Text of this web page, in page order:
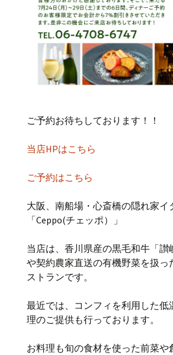
ご予約お待ちしております！！
当店HPはこちら
ご予約はこちら
大阪、南船場・心斎橋の隠れ家イ
「Ceppo(チェッポ）」
当店は、香川県産の黒毛和牛「讃
や契約農家直送の有機野菜を扱っ
ストランです。
最近では、コンフィを利用した低
理のご提供も行っております。
お料理も旬の食材を使った前菜や